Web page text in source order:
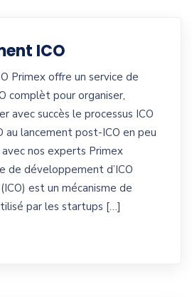
ICO
Primex offre un service de
complèt pour organiser,
avec succès le processus ICO
au lancement post-ICO en peu
nos experts Primex
de développement d’ICO
est un mécanisme de
par les startups […]